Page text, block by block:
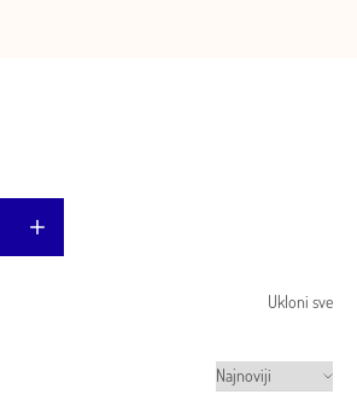
Ukloni sve